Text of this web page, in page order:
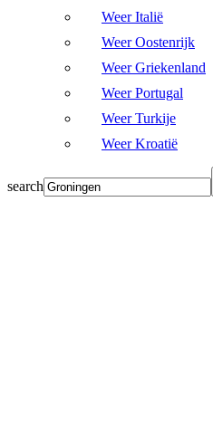
Weer Italië
Weer Oostenrijk
Weer Griekenland
Weer Portugal
Weer Turkije
Weer Kroatië
search